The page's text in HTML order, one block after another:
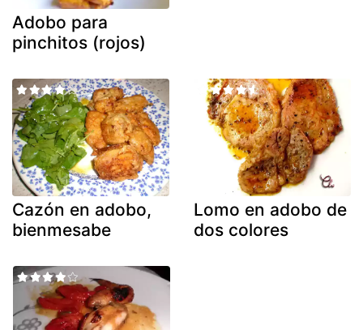
Adobo para
pinchitos (rojos)
Cazón en adobo,
bienmesabe
Lomo en adobo de
dos colores